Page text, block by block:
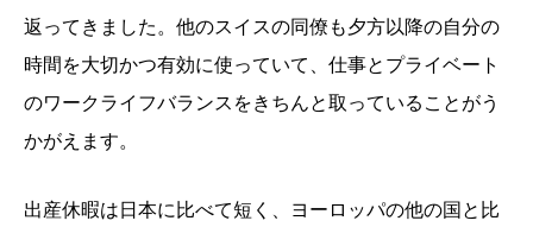
返ってきました。他のスイスの同僚も夕方以降の自分の
時間を大切かつ有効に使っていて、仕事とプライベート
のワークライフバランスをきちんと取っていることがう
かがえます。
出産休暇は日本に比べて短く、ヨーロッパの他の国と比